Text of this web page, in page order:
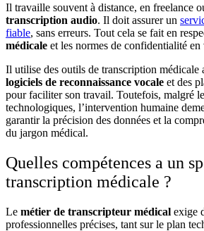
Il travaille souvent à distance, en freelance
transcription audio. Il doit assurer un
fiable, sans erreurs. Tout cela se fait en
médicale et les normes de confidentialité en
Il utilise des outils de transcription médicale
logiciels de reconnaissance vocale et des
pour faciliter son travail. Toutefois, malgré
technologiques, l’intervention humaine
garantir la précision des données et la
du jargon médical.
Quelles compétences a un
transcription médicale ?
Le métier de transcripteur médical exige
professionnelles précises, tant sur le plan